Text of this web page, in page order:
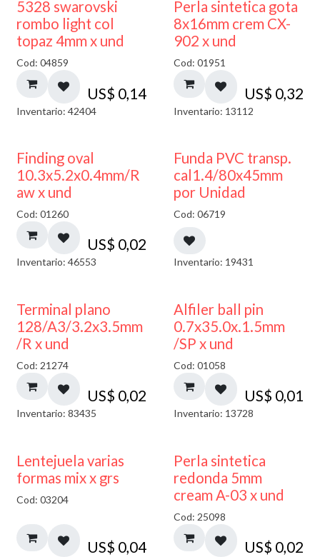
5328 swarovski
rombo light col
topaz 4mm x und
Cod: 04859
US$ 0,14
Inventario: 42404
Perla sintetica gota
8x16mm crem CX-
902 x und
Cod: 01951
US$ 0,32
Inventario: 13112
Finding oval
10.3x5.2x0.4mm/R
aw x und
Cod: 01260
US$ 0,02
Inventario: 46553
Funda PVC transp.
cal1.4/80x45mm
por Unidad
Cod: 06719
Inventario: 19431
Terminal plano
128/A3/3.2x3.5mm
/R x und
Cod: 21274
US$ 0,02
Inventario: 83435
Alfiler ball pin
0.7x35.0x.1.5mm
/SP x und
Cod: 01058
US$ 0,01
Inventario: 13728
Lentejuela varias
formas mix x grs
Cod: 03204
US$ 0,04
Perla sintetica
redonda 5mm
cream A-03 x und
Cod: 25098
US$ 0,02